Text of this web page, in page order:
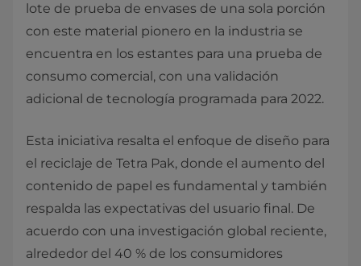
lote de prueba de envases de una sola porción
con este material pionero en la industria se
encuentra en los estantes para una prueba de
consumo comercial, con una validación
adicional de tecnología programada para 2022.
Esta iniciativa resalta el enfoque de diseño para
el reciclaje de Tetra Pak, donde el aumento del
contenido de papel es fundamental y también
respalda las expectativas del usuario final. De
acuerdo con una investigación global reciente,
alrededor del 40 % de los consumidores